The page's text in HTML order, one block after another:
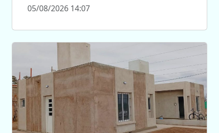
05/08/2026 14:07